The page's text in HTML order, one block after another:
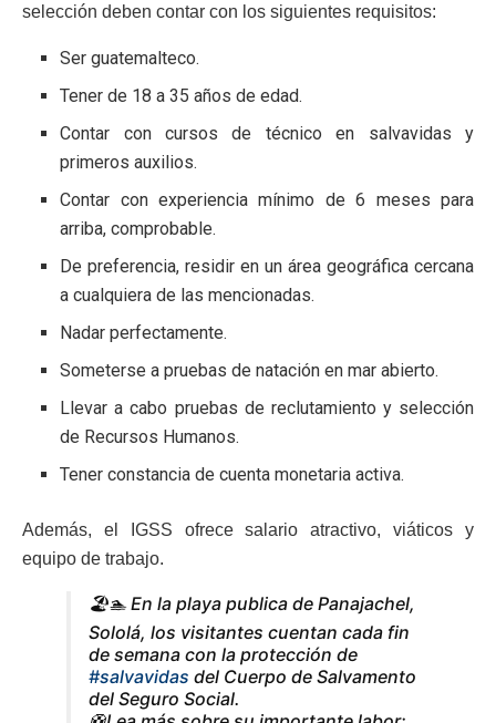
selección deben contar con los siguientes requisitos:
Ser guatemalteco.
Tener de 18 a 35 años de edad.
Contar con cursos de técnico en salvavidas y
primeros auxilios.
Contar con experiencia mínimo de 6 meses para
arriba, comprobable.
De preferencia, residir en un área geográfica cercana
a cualquiera de las mencionadas.
Nadar perfectamente.
Someterse a pruebas de natación en mar abierto.
Llevar a cabo pruebas de reclutamiento y selección
de Recursos Humanos.
Tener constancia de cuenta monetaria activa.
Además, el IGSS ofrece salario atractivo, viáticos y
equipo de trabajo.
🏖️🏊 En la playa publica de Panajachel,
Sololá, los visitantes cuentan cada fin
de semana con la protección de
#salvavidas del Cuerpo de Salvamento
del Seguro Social.